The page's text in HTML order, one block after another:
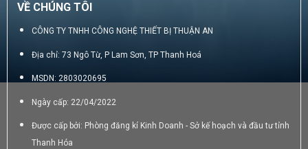
VỀ CHÚNG TÔI
CÔNG TY TNHH CÔNG NGHỆ THIẾT BỊ THUẬN AN
Địa chỉ: 73 Ngô Từ, P Lam Sơn, TP Thanh Hoá
MSDN: 2803020695
Ngày cấp: 22/04/2022
Được cấp bởi: Phòng đăng kí Kinh Doanh - Sở kế hoạch và đầu tư tỉnh
Thanh Hóa